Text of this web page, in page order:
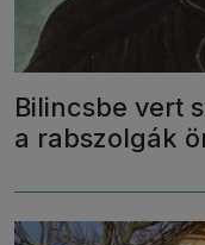
Bilincsbe vert
a rabszolgák